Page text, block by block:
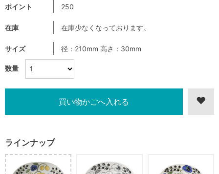
数量
ポイント 250
在庫 在庫少なくなっております。
サイズ 径：210mm 高さ：30mm
ラインナップ